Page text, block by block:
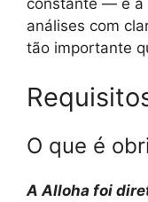
constante — e a
análises com
tão importante
O que é
A Alloha foi